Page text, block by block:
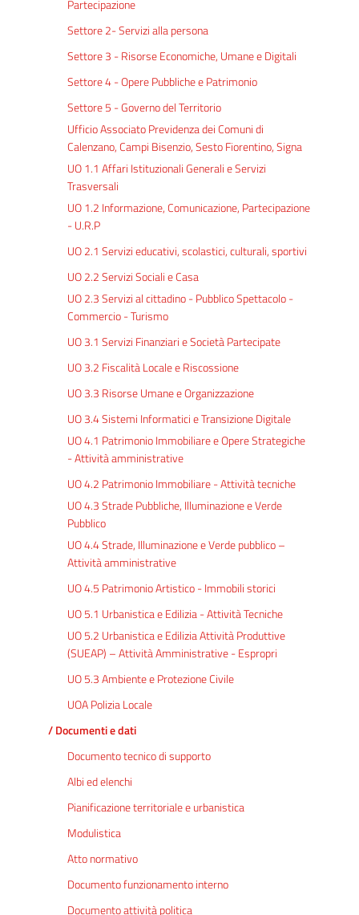
Partecipazione
Settore 2- Servizi alla persona
Settore 3 - Risorse Economiche, Umane e Digitali
Settore 4 - Opere Pubbliche e Patrimonio
Settore 5 - Governo del Territorio
Ufficio Associato Previdenza dei Comuni di
Calenzano, Campi Bisenzio, Sesto Fiorentino, Signa
UO 1.1 Affari Istituzionali Generali e Servizi
Trasversali
UO 1.2 Informazione, Comunicazione, Partecipazione
- U.R.P
UO 2.1 Servizi educativi, scolastici, culturali, sportivi
UO 2.2 Servizi Sociali e Casa
UO 2.3 Servizi al cittadino - Pubblico Spettacolo -
Commercio - Turismo
UO 3.1 Servizi Finanziari e Società Partecipate
UO 3.2 Fiscalità Locale e Riscossione
UO 3.3 Risorse Umane e Organizzazione
UO 3.4 Sistemi Informatici e Transizione Digitale
UO 4.1 Patrimonio Immobiliare e Opere Strategiche
- Attività amministrative
UO 4.2 Patrimonio Immobiliare - Attività tecniche
UO 4.3 Strade Pubbliche, Illuminazione e Verde
Pubblico
UO 4.4 Strade, Illuminazione e Verde pubblico –
Attività amministrative
UO 4.5 Patrimonio Artistico - Immobili storici
UO 5.1 Urbanistica e Edilizia - Attività Tecniche
UO 5.2 Urbanistica e Edilizia Attività Produttive
(SUEAP) – Attività Amministrative - Espropri
UO 5.3 Ambiente e Protezione Civile
UOA Polizia Locale
/ Documenti e dati
Documento tecnico di supporto
Albi ed elenchi
Pianificazione territoriale e urbanistica
Modulistica
Atto normativo
Documento funzionamento interno
Documento attività politica